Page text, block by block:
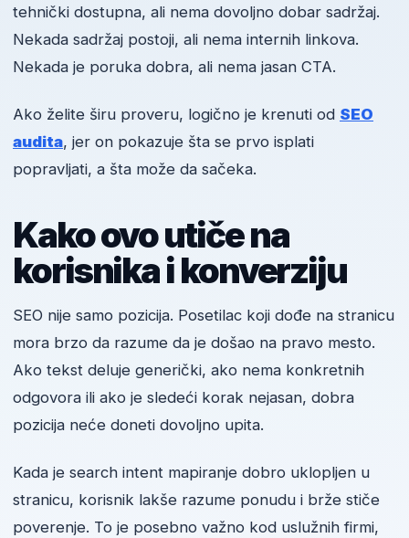
tehnički dostupna, ali nema dovoljno dobar sadržaj.
Nekada sadržaj postoji, ali nema internih linkova.
Nekada je poruka dobra, ali nema jasan CTA.
Ako želite širu proveru, logično je krenuti od SEO
audita, jer on pokazuje šta se prvo isplati
popravljati, a šta može da sačeka.
Kako ovo utiče na
korisnika i konverziju
SEO nije samo pozicija. Posetilac koji dođe na stranicu
mora brzo da razume da je došao na pravo mesto.
Ako tekst deluje generički, ako nema konkretnih
odgovora ili ako je sledeći korak nejasan, dobra
pozicija neće doneti dovoljno upita.
Kada je search intent mapiranje dobro uklopljen u
stranicu, korisnik lakše razume ponudu i brže stiče
poverenje. To je posebno važno kod uslužnih firmi,